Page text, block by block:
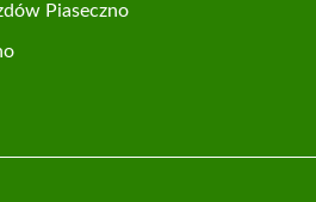
Piaseczno